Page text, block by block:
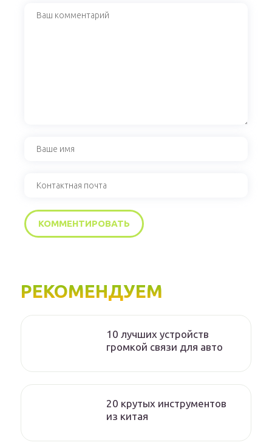
РЕКОМЕНДУЕМ
10 лучших устройств
громкой связи для авто
20 крутых инструментов
из китая